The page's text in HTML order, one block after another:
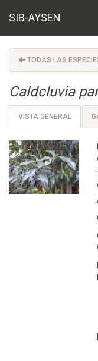
SIB-AYSEN
TODAS LAS
Caldcluvia
VISTA GENERAL